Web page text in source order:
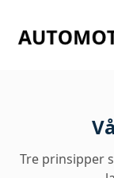
Tre prinsipper